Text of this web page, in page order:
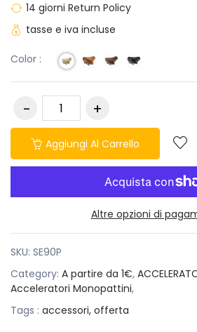
14 giorni Return Policy
tasse e iva incluse
Color :
Aggiungi Al Carrello
Altre opzioni di
SKU: SE90P
Category: A partire da 1€,
Acceleratori Monopattini,
Tags : accessori, offerta